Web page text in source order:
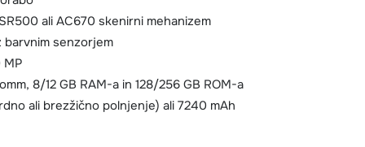
ali AC670 skenirni mehanizem
barvnim senzorjem
MP
8/12 GB RAM-a in 128/256 GB ROM-a
ali brezžično polnjenje) ali 7240 mAh